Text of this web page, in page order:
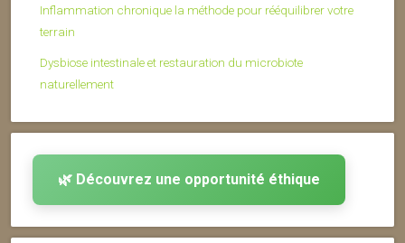
Inflammation chronique la méthode pour rééquilibrer votre
terrain
Dysbiose intestinale et restauration du microbiote
naturellement
🌿 Découvrez une opportunité éthique